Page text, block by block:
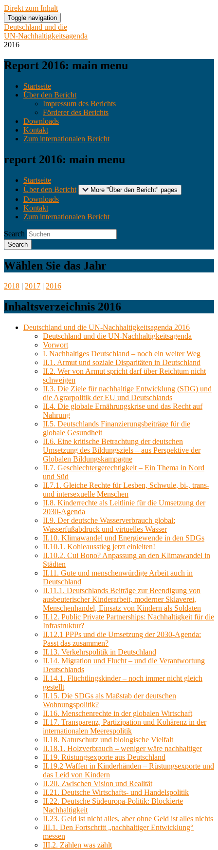
Direkt zum Inhalt
Toggle navigation
Deutschland und die
UN-Nachhaltigkeitsagenda
2016
Report 2016: main menu
Startseite
Über den Bericht
Impressum des Berichts
Förderer des Berichts
Downloads
Kontakt
Zum internationalen Bericht
report 2016: main menu
Startseite
Über den Bericht
More "Über den Bericht" pages
Downloads
Kontakt
Zum internationalen Bericht
Search
Wählen Sie das Jahr
2018 | 2017 | 2016
Inhaltsverzeichnis 2016
Deutschland und die UN-Nachhaltigkeitsagenda 2016
Deutschland und die UN-Nachhaltigkeitsagenda
Vorwort
I. Nachhaltiges Deutschland – noch ein weiter Weg
II.1. Armut und soziale Disparitäten in Deutschland
II.2. Wer von Armut spricht darf über Reichtum nicht
schweigen
II.3. Die Ziele für nachhaltige Entwicklung (SDG) und
die Agrarpolitik der EU und Deutschlands
II.4. Die globale Ernährungskrise und das Recht auf
Nahrung
II.5. Deutschlands Finanzierungsbeiträge für die
globale Gesundheit
II.6. Eine kritische Betrachtung der deutschen
Umsetzung des Bildungsziels – aus Perspektive der
Globalen Bildungskampagne
II.7. Geschlechtergerechtigkeit – Ein Thema in Nord
und Süd
II.7.1. Gleiche Rechte für Lesben, Schwule, bi-, trans-
und intersexuelle Menschen
II.8. Kinderrechte als Leitlinie für die Umsetzung der
2030-Agenda
II.9. Der deutsche Wasserverbrauch global:
Wasserfußabdruck und virtuelles Wasser
II.10. Klimawandel und Energiewende in den SDGs
II.10.1. Kohleausstieg jetzt einleiten!
II.10.2. Cui Bono? Anpassung an den Klimawandel in
Städten
II.11. Gute und menschenwürdige Arbeit auch in
Deutschland
II.11.1. Deutschlands Beiträge zur Beendigung von
ausbeuterischer Kinderarbeit, moderner Sklaverei,
Menschenhandel, Einsatz von Kindern als Soldaten
II.12. Public Private Partnerships: Nachhaltigkeit für die
Infrastruktur?
II.12.1 PPPs und die Umsetzung der 2030-Agenda:
Passt das zusammen?
II.13. Verkehrspolitik in Deutschland
II.14. Migration und Flucht – und die Verantwortung
Deutschlands
II.14.1. Flüchtlingskinder – noch immer nicht gleich
gestellt
II.15. Die SDGs als Maßstab der deutschen
Wohnungspolitik?
II.16. Menschenrechte in der globalen Wirtschaft
II.17. Transparenz, Partizipation und Kohärenz in der
internationalen Meerespolitik
II.18. Naturschutz und biologische Vielfalt
II.18.1. Holzverbrauch – weniger wäre nachhaltiger
II.19. Rüstungsexporte aus Deutschland
II.19.2 Waffen in Kinderhänden – Rüstungsexporte und
das Leid von Kindern
II.20. Zwischen Vision und Realität
II.21. Deutsche Wirtschafts- und Handelspolitik
II.22. Deutsche Südeuropa-Politik: Blockierte
Nachhaltigkeit
II.23. Geld ist nicht alles, aber ohne Geld ist alles nichts
III.1. Den Fortschritt „nachhaltiger Entwicklung“
messen
III.2. Zählen was zählt